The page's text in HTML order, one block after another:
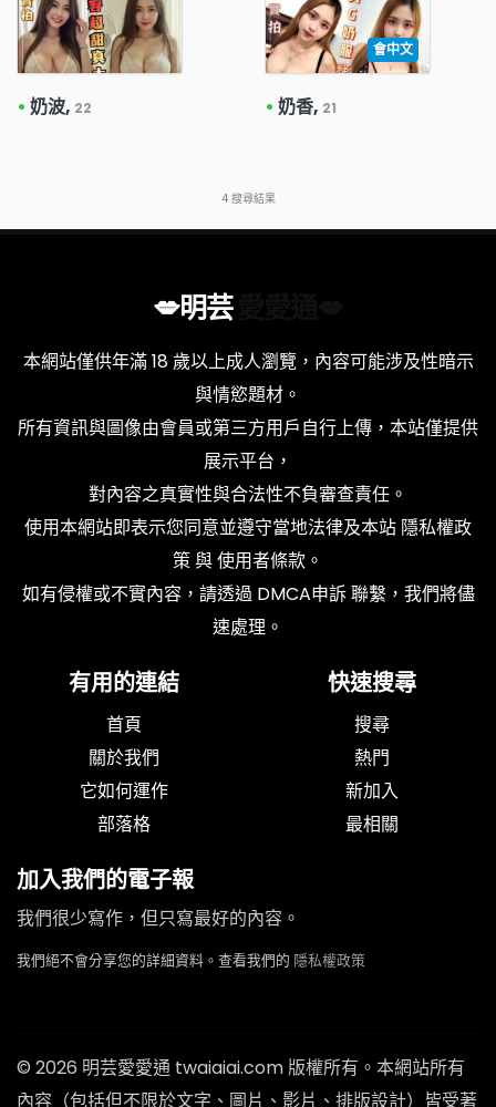
• 奶波, 22
會中文
• 奶香, 21
4搜尋結果
💋明芸
本網站僅供年滿 18 歲以上成人瀏覽，內容可能涉及性暗示
與情慾題材。
所有資訊與圖像由會員或第三方用戶自行上傳，本站僅提供
展示平台，
對內容之真實性與合法性不負審查責任。
使用本網站即表示您同意並遵守當地法律及本站 隱私權政
策與使用者條款 。
如有侵權或不實內容，請透過 DMCA申訴聯繫，我們將儘
速處理。
有用的連結
首頁
關於我們
它如何運作
部落格
快速搜尋
搜尋
熱門
新加入
最相關
加入我們的電子報
我們很少寫作，但只寫最好的內容。
我們絕不會分享您的詳細資料。查看我們的 隱私權政策
© 2026 明芸愛愛通 twaiaiai.com 版權所有。本網站所有
內容（包括但不限於文字、圖片、影片、排版設計）皆受著